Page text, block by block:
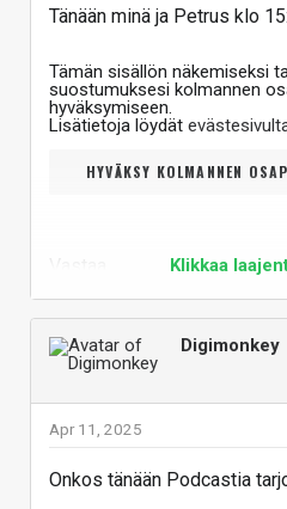
Tänään minä ja Petrus klo 15:
Tämän sisällön näkemiseksi
suostumuksesi kolmannen
hyväksymiseen.
Lisätietoja löydät
HYVÄKSY KOLMANNEN
Klikkaa
Digimonkey
Apr 11, 2025
Onkos tänään Podcastia